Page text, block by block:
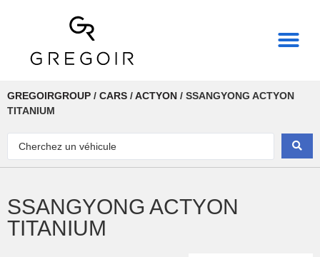
GREGOIRGROUP / CARS /ACTYON / SSANGYONG ACTYON
TITANIUM
SSANGYONG ACTYON
TITANIUM